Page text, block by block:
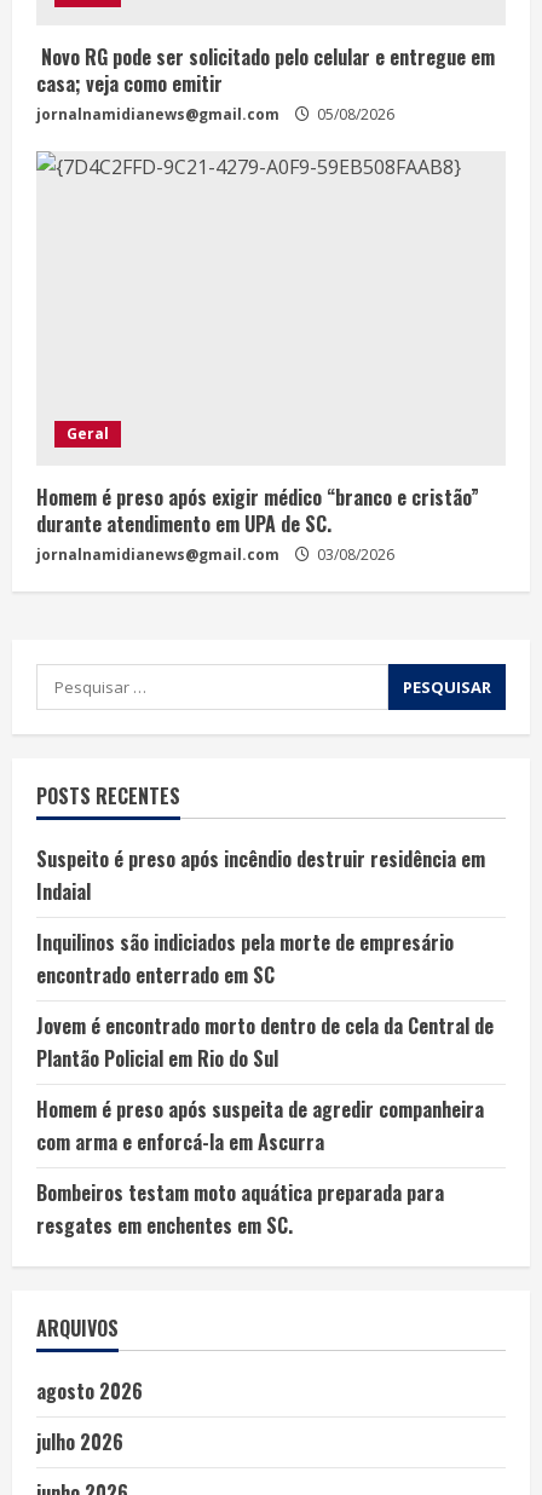
Novo RG pode ser solicitado pelo celular e entregue em
casa; veja como emitir
jornalnamidianews@gmail.com 05/08/2026
Geral
Homem é preso após exigir médico “branco e cristão”
durante atendimento em UPA de SC.
jornalnamidianews@gmail.com 03/08/2026
POSTS RECENTES
Suspeito é preso após incêndio destruir residência em
Indaial
Inquilinos são indiciados pela morte de empresário
encontrado enterrado em SC
Jovem é encontrado morto dentro de cela da Central de
Plantão Policial em Rio do Sul
Homem é preso após suspeita de agredir companheira
com arma e enforcá-la em Ascurra
Bombeiros testam moto aquática preparada para
resgates em enchentes em SC.
ARQUIVOS
agosto 2026
julho 2026